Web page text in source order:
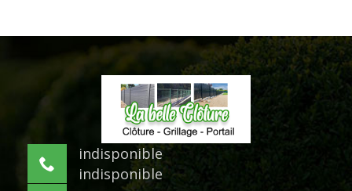
indisponible
indisponible